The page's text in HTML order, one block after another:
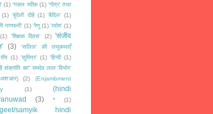
(1) 'गज़ल रदीफ़ (1) 'गोत्र' तथा
(1) 'बुंदेली दोहे (1) 'बेदिल' (1)
नागफनी’ (1) 'रेणु (1) 'व्योम' (1)
(1) 'शिक्षक दिवस' (2) 'संजीव
(3)
'सलिल' की लघुकथाएँ
(1) 'सुमित्र' (1) ‘हिन्दी (1)
संक्रांति का" रामदेव लाल 'विभोर'
(2)
(Enjambment
(1)
(hindi
(3) * (1)
samyik hindi